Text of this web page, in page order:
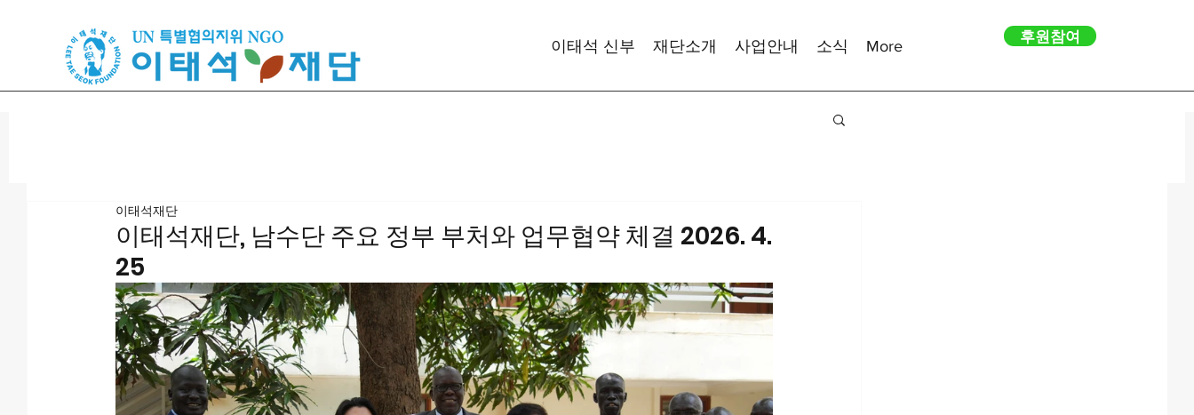
이태석 신부 재단소개 사업안내 소식 More
후원참여
이태석재단, 남수단 주요 정부 부처와 업무협약 체결 2026. 4.
25
이태석재단